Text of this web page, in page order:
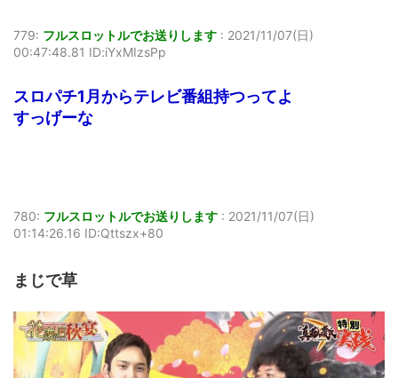
779: フルスロットルでお送りします : 2021/11/07(日)
00:47:48.81 ID:iYxMIzsPp
スロパチ1月からテレビ番組持つってよ
すっげーな
780: フルスロットルでお送りします : 2021/11/07(日)
01:14:26.16 ID:Qttszx+80
まじで草